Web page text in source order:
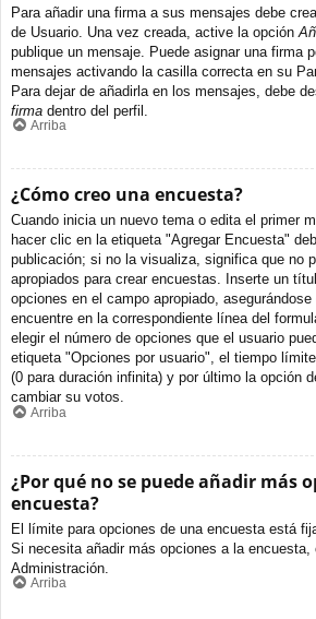
Para añadir una firma a sus mensajes debe
de Usuario. Una vez creada, active la opción
publique un mensaje. Puede asignar una firma
mensajes activando la casilla correcta en su
Para dejar de añadirla en los mensajes, debe
firma dentro del perfil.
Arriba
¿Cómo creo una encuesta?
Cuando inicia un nuevo tema o edita el primer
hacer clic en la etiqueta "Agregar Encuesta"
publicación; si no la visualiza, significa que no
apropiados para crear encuestas. Inserte un
opciones en el campo apropiado,
encuentre en la correspondiente línea del
elegir el número de opciones que el usuario
etiqueta "Opciones por usuario", el tiempo
(0 para duración infinita) y por último la opción
cambiar su votos.
Arriba
¿Por qué no se puede añadir más
encuesta?
El límite para opciones de una encuesta está
Si necesita añadir más opciones a la
Administración.
Arriba